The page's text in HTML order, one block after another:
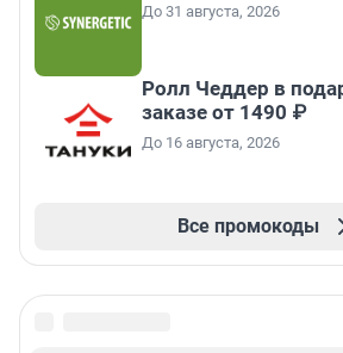
До 31 августа, 2026
Ролл Чеддер в
заказе от 1490 ₽
До 16 августа, 2026
Все промокоды